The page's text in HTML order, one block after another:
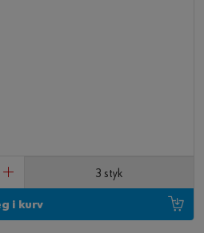
3 styk
i kurv